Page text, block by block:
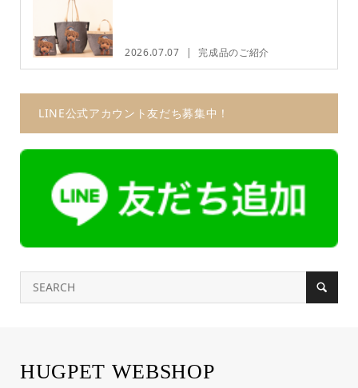
2026.07.07 完成品のご紹介
LINE公式アカウント友だち募集中！
HUGPET WEBSHOP